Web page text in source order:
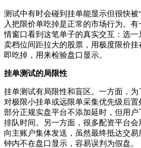
测试中有时会碰到挂单能显示但很快被
入把限价单吃掉是正常的市场行为。
情窗口看到这笔单子的真实交互：选
卖档位间距拉大的股票，用极度限价
即吃掉，用来检验盘口显示。
挂单测试的局限性
挂单测试有局限性和盲区。一方面，
对极限小挂单或远限单采集优先级后置
部分正规实盘平台不添加延时，但用
排队时间。另一方面，很多配资平台
向主账户集体发送，虽然最终抵达交
钟内不在盘口显示，容易误判为假盘。